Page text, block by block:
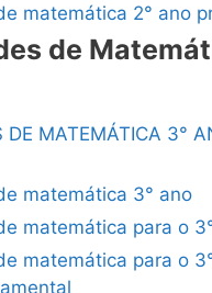
matemática 2° ano
de
DE MATEMÁTICA 3°
matemática 3° ano
matemática para o
matemática para o